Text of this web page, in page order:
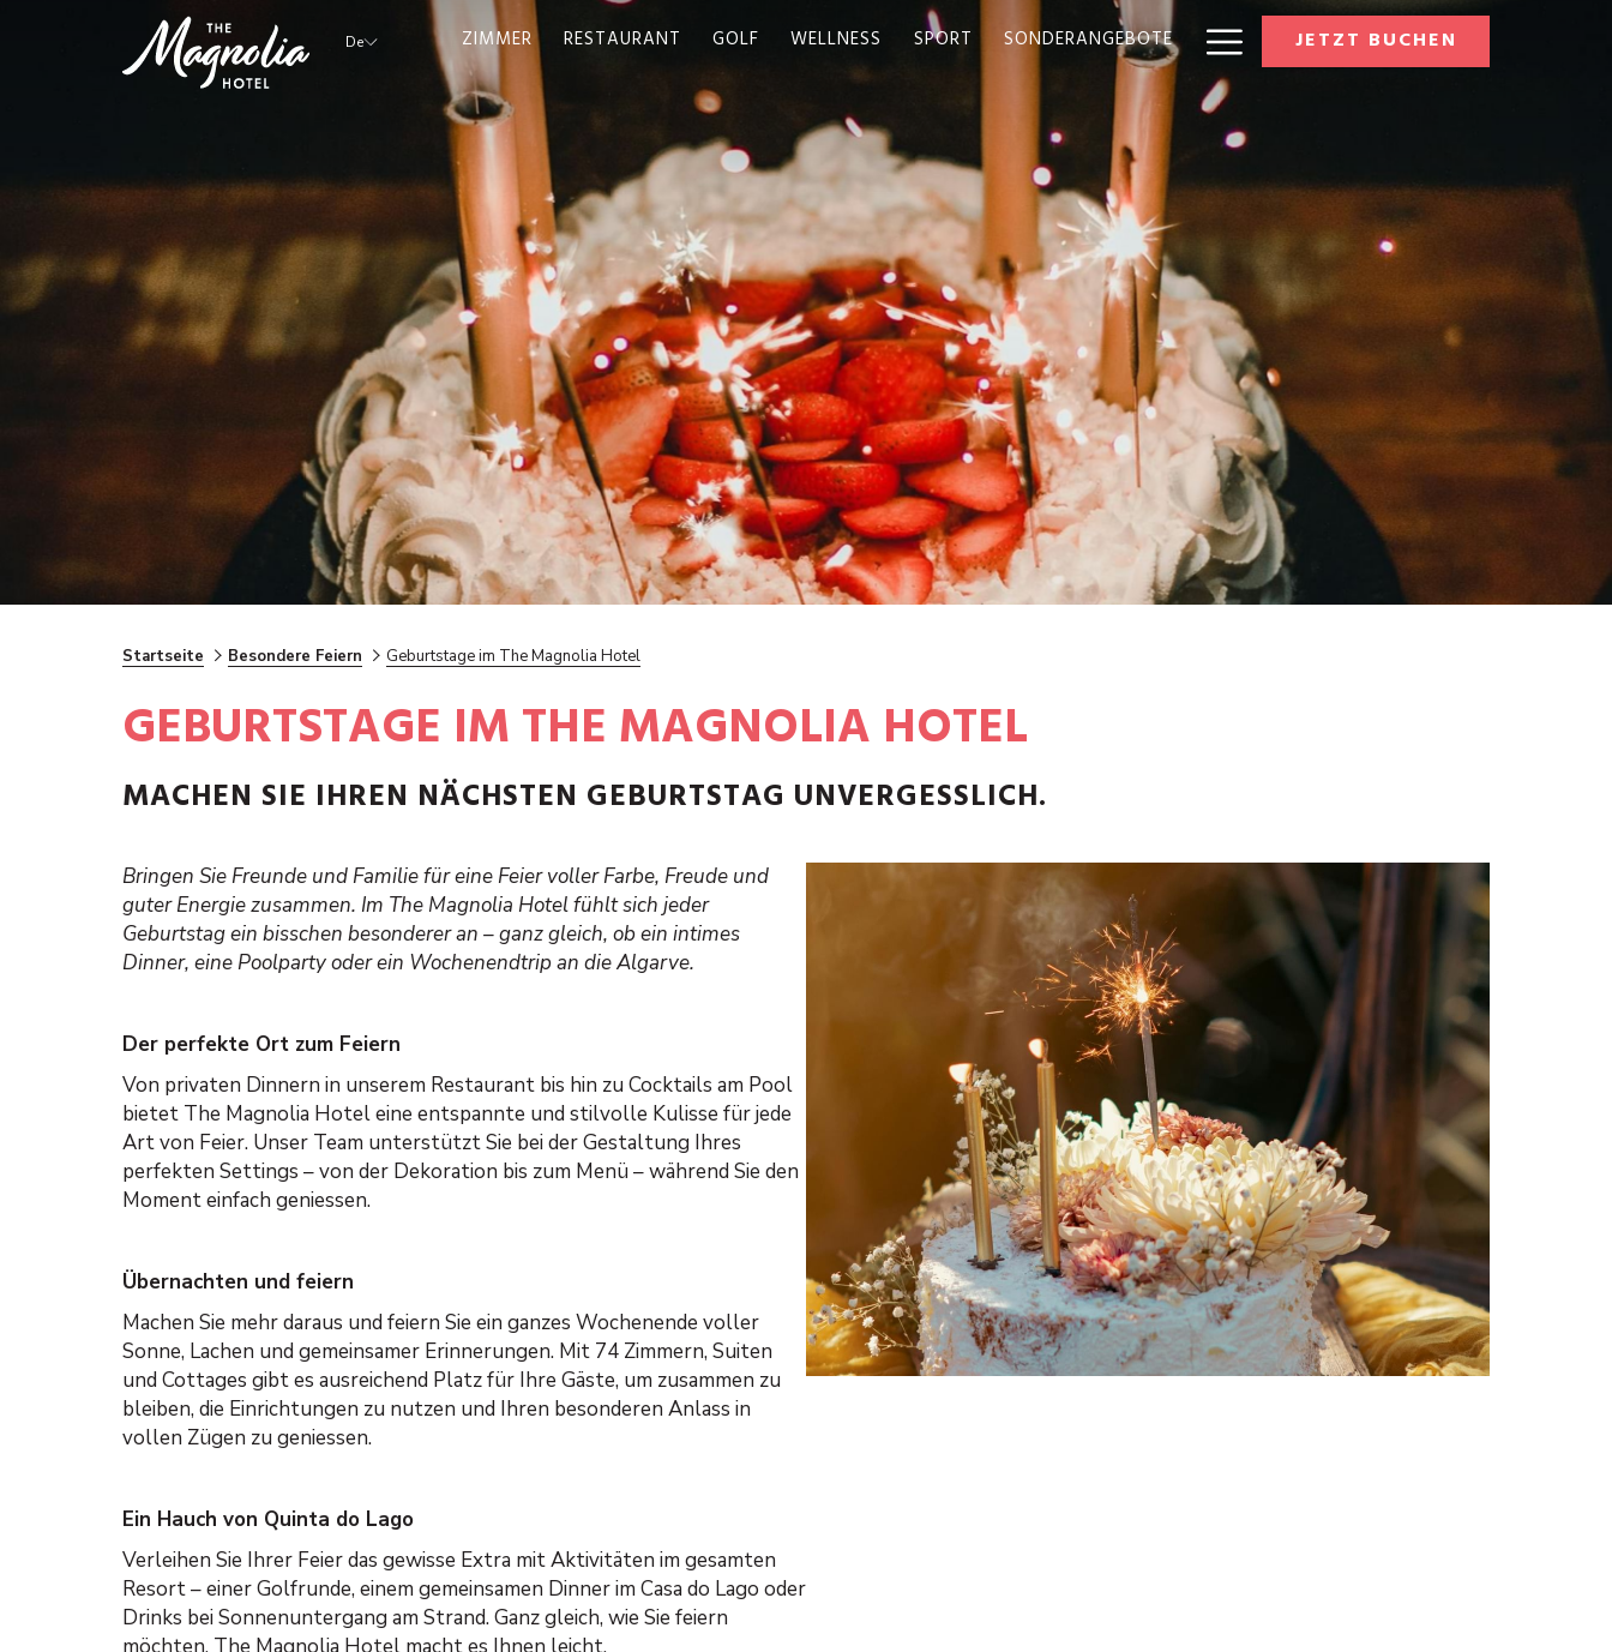
De ZIMMER RESTAURANT GOLF WELLNESS SPORT SONDERANGEBOTE Hamburger
MenuJETZT BUCHEN
Startseite Besondere Feiern Geburtstage im The Magnolia Hotel
GEBURTSTAGE IM THE MAGNOLIA HOTEL
MACHEN SIE IHREN NÄCHSTEN GEBURTSTAG UNVERGESSLICH.
Bringen Sie Freunde und Familie für eine Feier voller Farbe, Freude und
guter Energie zusammen. Im The Magnolia Hotel fühlt sich jeder
Geburtstag ein bisschen besonderer an – ganz gleich, ob ein intimes
Dinner, eine Poolparty oder ein Wochenendtrip an die Algarve.
Der perfekte Ort zum Feiern
Von privaten Dinnern in unserem Restaurant bis hin zu Cocktails am Pool
bietet The Magnolia Hotel eine entspannte und stilvolle Kulisse für jede
Art von Feier. Unser Team unterstützt Sie bei der Gestaltung Ihres
perfekten Settings – von der Dekoration bis zum Menü – während Sie den
Moment einfach geniessen.
Übernachten und feiern
Machen Sie mehr daraus und feiern Sie ein ganzes Wochenende voller
Sonne, Lachen und gemeinsamer Erinnerungen. Mit 74 Zimmern, Suiten
und Cottages gibt es ausreichend Platz für Ihre Gäste, um zusammen zu
bleiben, die Einrichtungen zu nutzen und Ihren besonderen Anlass in
vollen Zügen zu geniessen.
Ein Hauch von Quinta do Lago
Verleihen Sie Ihrer Feier das gewisse Extra mit Aktivitäten im gesamten
Resort – einer Golfrunde, einem gemeinsamen Dinner im Casa do Lago oder
Drinks bei Sonnenuntergang am Strand. Ganz gleich, wie Sie feiern